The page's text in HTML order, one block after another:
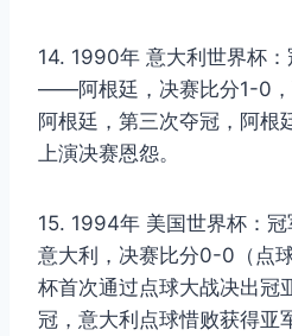
14. 1990年 意大利世界杯
——阿根廷，决赛比分1-0，
阿根廷，第三次夺冠，阿根
上演决赛恩怨。
15. 1994年 美国世界杯
意大利，决赛比分0-0（点
杯首次通过点球大战决出冠
冠，意大利点球惜败获得亚